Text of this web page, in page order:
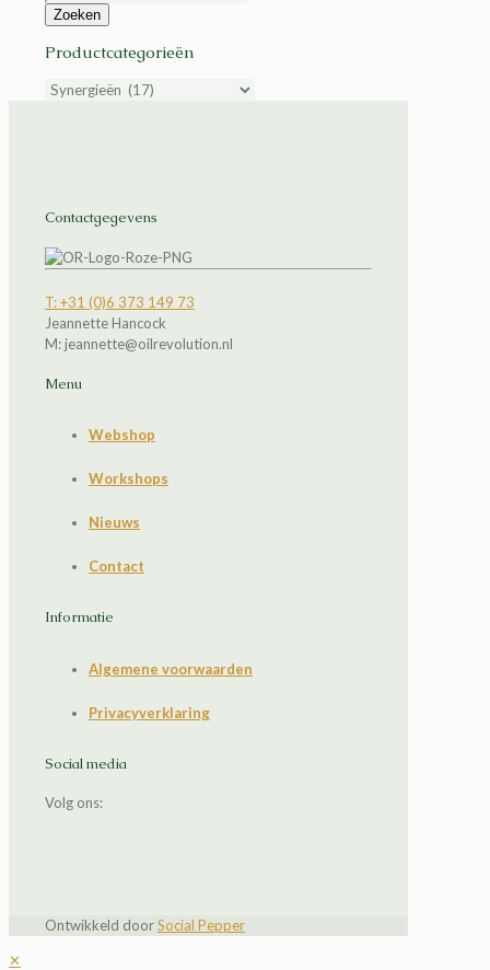
naar:
Zoeken
Productcategorieën
Contactgegevens
T: +31 (0)6 373 149 73
Jeannette Hancock
M: jeannette@oilrevolution.nl
Menu
Webshop
Workshops
Nieuws
Contact
Informatie
Algemene voorwaarden
Privacyverklaring
Social media
Volg ons:
Ontwikkeld doorSocial Pepper
✕